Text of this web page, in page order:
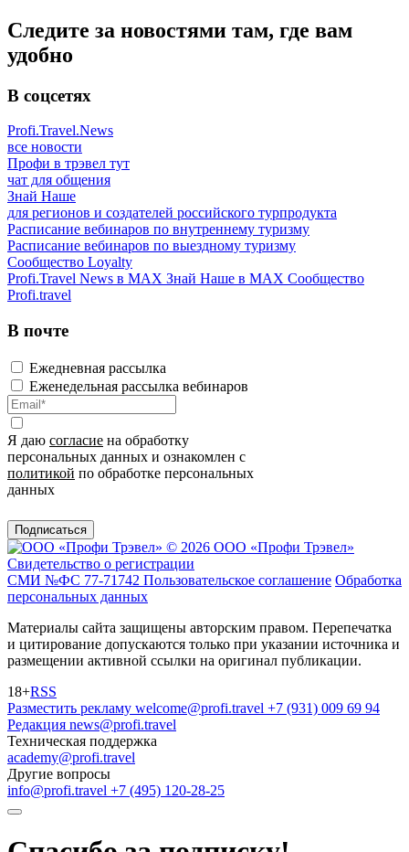
Следите за новостями там, где вам
удобно
В соцсетях
Profi.Travel.News
все новости
Профи в трэвел тут
чат для общения
Знай Наше
для регионов и создателей российского турпродукта
Расписание вебинаров по внутреннему туризму
Расписание вебинаров по выездному туризму
Сообщество Loyalty
Profi.Travel News в MAX Знай Наше в MAX Сообщество
Profi.travel
В почте
Ежедневная рассылка
Еженедельная рассылка вебинаров
Я даю согласие на обработку
персональных данных и ознакомлен с
политикой по обработке персональных
данных
Подписаться
© 2026 ООО «Профи Трэвeл»
Свидетельство о регистрации
СМИ №ФС 77-71742 Пользовательское соглашение Обработка
персональных данных
Материалы сайта защищены авторским правом. Перепечатка
и цитирование допускаются только при указании источника и
размещении активной ссылки на оригинал публикации.
18+RSS
Разместить рекламу welcome@profi.travel +7 (931) 009 69 94
Редакция news@profi.travel
Техническая поддержка
academy@profi.travel
Другие вопросы
info@profi.travel +7 (495) 120-28-25